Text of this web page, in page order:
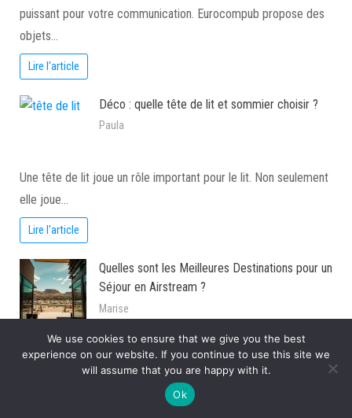
puissant pour votre communication. Eurocompub propose des
objets…
Lire l'article
Déco : quelle tête de lit et sommier choisir ?
Paula
Une tête de lit joue un rôle important pour le lit. Non seulement
elle joue…
Lire l'article
Quelles sont les Meilleures Destinations pour un
Séjour en Airstream ?
Marise
Vous rêvez de voyager en toute liberté et de découvrir des
destinations originales et pittoresques…
We use cookies to ensure that we give you the best
experience on our website. If you continue to use this site we
will assume that you are happy with it.
Ok